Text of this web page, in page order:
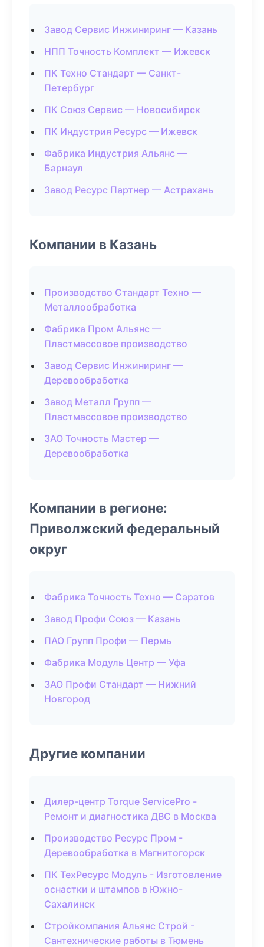
Завод Сервис Инжиниринг — Казань
НПП Точность Комплект — Ижевск
ПК Техно Стандарт — Санкт-
Петербург
ПК Союз Сервис — Новосибирск
ПК Индустрия Ресурс — Ижевск
Фабрика Индустрия Альянс —
Барнаул
Завод Ресурс Партнер — Астрахань
Компании в Казань
Производство Стандарт Техно —
Металлообработка
Фабрика Пром Альянс —
Пластмассовое производство
Завод Сервис Инжиниринг —
Деревообработка
Завод Металл Групп —
Пластмассовое производство
ЗАО Точность Мастер —
Деревообработка
Компании в регионе:
Приволжский федеральный
округ
Фабрика Точность Техно — Саратов
Завод Профи Союз — Казань
ПАО Групп Профи — Пермь
Фабрика Модуль Центр — Уфа
ЗАО Профи Стандарт — Нижний
Новгород
Другие компании
Дилер-центр Torque ServicePro -
Ремонт и диагностика ДВС в Москва
Производство Ресурс Пром -
Деревообработка в Магнитогорск
ПК ТехРесурс Модуль - Изготовление
оснастки и штампов в Южно-
Сахалинск
Стройкомпания Альянс Строй -
Сантехнические работы в Тюмень